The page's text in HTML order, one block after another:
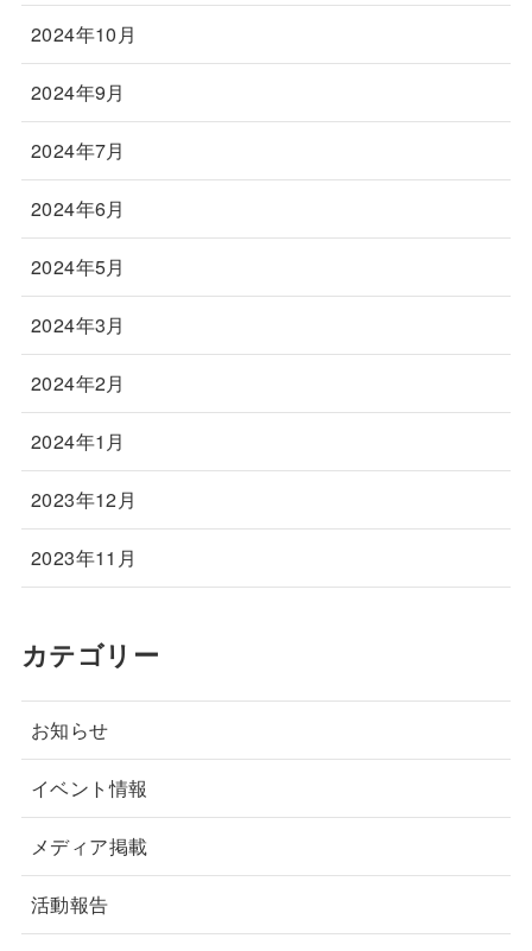
2024年10月
2024年9月
2024年7月
2024年6月
2024年5月
2024年3月
2024年2月
2024年1月
2023年12月
2023年11月
カテゴリー
お知らせ
イベント情報
メディア掲載
活動報告